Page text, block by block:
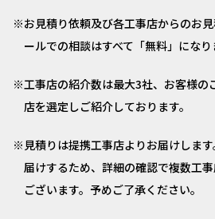
お見積り依頼及び各工事店からのお
ールでの相談はすべて「無料」になり
工事店の紹介数は最大3社、お客様の
店を選定しご紹介しております。
見積りは提携工事店よりお届けしま
届けするため、詳細の確認で複数工
ございます。予めご了承ください。